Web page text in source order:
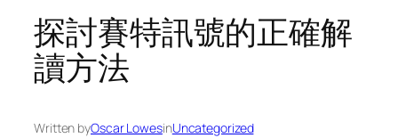
探討賽特訊號的正確解
讀方法
Written byOscar LowesinUncategorized